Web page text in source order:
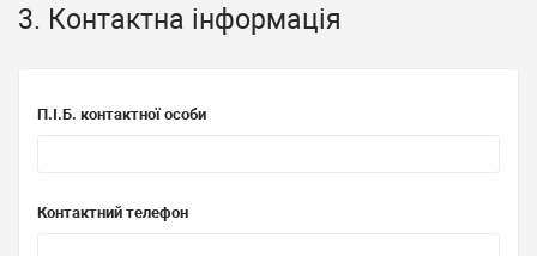
3. Контактна інформація
П.І.Б. контактної особи
Контактний телефон